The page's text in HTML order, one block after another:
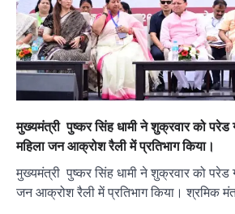
मुख्यमंत्री पुष्कर सिंह धामी ने शुक्रवार को परेड
महिला जन आक्रोश रैली में प्रतिभाग किया।
मुख्यमंत्री पुष्कर सिंह धामी ने शुक्रवार को परेड
जन आक्रोश रैली में प्रतिभाग किया। श्रमिक